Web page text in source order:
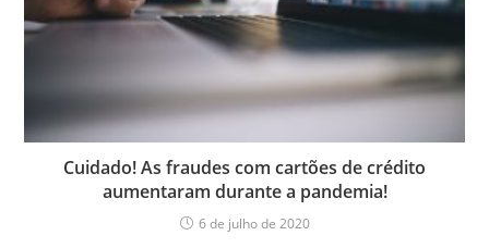
Cuidado! As fraudes com cartões de crédito
aumentaram durante a pandemia!
6 de julho de 2020